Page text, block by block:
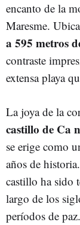
encanto de la
Maresme.
a 595 metros
contraste
extensa playa
La joya de la
castillo de Ca
se erige como
años de
castillo ha sido
largo de los
períodos de